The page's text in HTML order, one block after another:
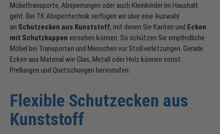
Möbeltransporte, Absperrungen oder auch Kleinkinder im Haushalt
geht. Bei TK Absperrtechnik verfügen wir über eine Auswahl
an Schutzecken aus Kunststoff, mit denen Sie Kanten und Ecken
mit Schutzkappen versehen können. So schützen Sie empfindliche
Möbel bei Transporten und Menschen vor Stoßverletzungen. Gerade
Ecken aus Material wie Glas, Metall oder Holz können sonst
Prellungen und Quetschungen hervorrufen.
Flexible Schutzecken aus
Kunststoff